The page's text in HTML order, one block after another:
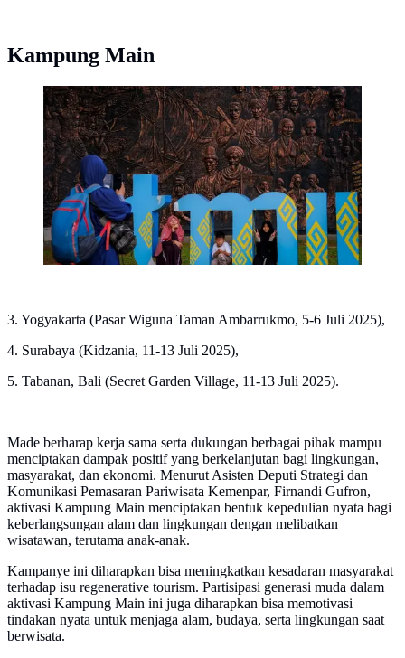
Kampung Main
5 Kampung Main Hadir Jelang Liburan Sekolah, Ada
di Mana Saja? foto: dok. Kemenpar
3. Yogyakarta (Pasar Wiguna Taman Ambarrukmo, 5-6 Juli 2025),
4. Surabaya (Kidzania, 11-13 Juli 2025),
5. Tabanan, Bali (Secret Garden Village, 11-13 Juli 2025).
Made berharap kerja sama serta dukungan berbagai pihak mampu
menciptakan dampak positif yang berkelanjutan bagi lingkungan,
masyarakat, dan ekonomi. Menurut Asisten Deputi Strategi dan
Komunikasi Pemasaran Pariwisata Kemenpar, Firnandi Gufron,
aktivasi Kampung Main menciptakan bentuk kepedulian nyata bagi
keberlangsungan alam dan lingkungan dengan melibatkan
wisatawan, terutama anak-anak.
Kampanye ini diharapkan bisa meningkatkan kesadaran masyarakat
terhadap isu regenerative tourism. Partisipasi generasi muda dalam
aktivasi Kampung Main ini juga diharapkan bisa memotivasi
tindakan nyata untuk menjaga alam, budaya, serta lingkungan saat
berwisata.